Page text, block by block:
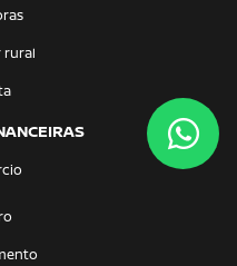
rural